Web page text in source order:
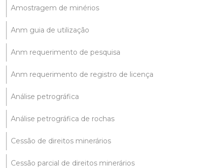
Amostragem de minérios
Anm guia de utilização
Anm requerimento de pesquisa
Anm requerimento de registro de licença
Análise petrográfica
Análise petrográfica de rochas
Cessão de direitos minerários
Cessão parcial de direitos minerários